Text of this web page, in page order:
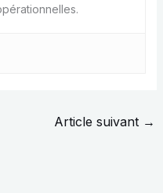
Article suivant →